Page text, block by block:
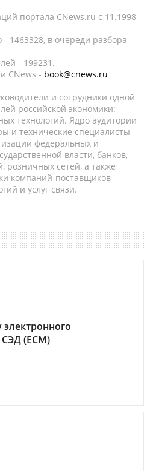
портала CNews.ru c 11.1998
1463328, в очереди разбора -
- 199231.
CNews - book@cnews.ru
и сотрудники одной
российской экономики:
технологий. Ядро аудитории
и технические специалисты
федеральных и
власти, банков,
сетей, а также
компаний-поставщиков
и услуг связи.
(ECM)